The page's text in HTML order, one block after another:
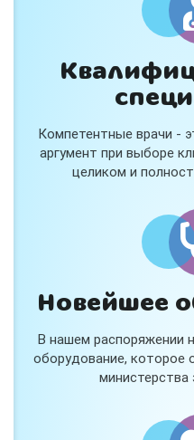
Компетентные врачи -
аргумент при выборе
целиком и
Новейшее
В нашем распоряжении
оборудование, которое
министерства
Консультация
тейпирование
Вас или вашего
- боли в спине, шее,
- дискомфорт после
В «Медлэнд»
травматолог
В прием входит:
✔️ Осмотр и
✔️ Рекомендации по
✔️Тейпирование
спортсменам и
Специальная цена —
и расскажем подробнее!